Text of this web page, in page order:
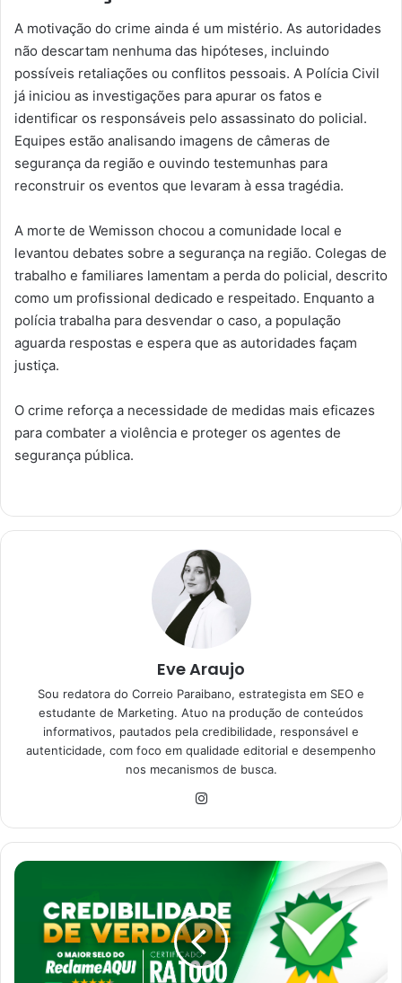
A motivação do crime ainda é um mistério. As autoridades
não descartam nenhuma das hipóteses, incluindo
possíveis retaliações ou conflitos pessoais. A Polícia Civil
já iniciou as investigações para apurar os fatos e
identificar os responsáveis pelo assassinato do policial.
Equipes estão analisando imagens de câmeras de
segurança da região e ouvindo testemunhas para
reconstruir os eventos que levaram à essa tragédia.
A morte de Wemisson chocou a comunidade local e
levantou debates sobre a segurança na região. Colegas de
trabalho e familiares lamentam a perda do policial, descrito
como um profissional dedicado e respeitado. Enquanto a
polícia trabalha para desvendar o caso, a população
aguarda respostas e espera que as autoridades façam
justiça.
O crime reforça a necessidade de medidas mais eficazes
para combater a violência e proteger os agentes de
segurança pública.
Eve Araujo
Sou redatora do Correio Paraibano, estrategista em SEO e
estudante de Marketing. Atuo na produção de conteúdos
informativos, pautados pela credibilidade, responsável e
autenticidade, com foco em qualidade editorial e desempenho
nos mecanismos de busca.
ra
m
V